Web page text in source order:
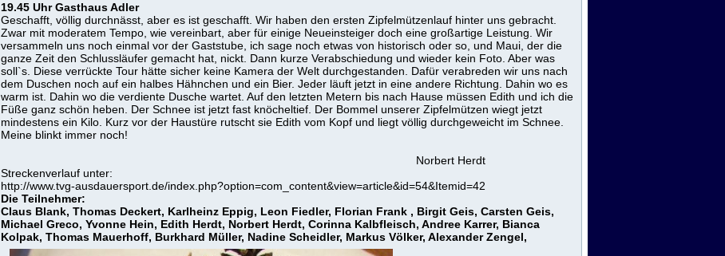
19.45 Uhr Gasthaus Adler
Geschafft, völlig durchnässt, aber es ist geschafft. Wir haben den ersten Zipfelmützenlauf hinter uns gebracht.
Zwar mit moderatem Tempo, wie vereinbart, aber für einige Neueinsteiger doch eine großartige Leistung. Wir
versammeln uns noch einmal vor der Gaststube, ich sage noch etwas von historisch oder so, und Maui, der die
ganze Zeit den Schlussläufer gemacht hat, nickt. Dann kurze Verabschiedung und wieder kein Foto. Aber was
soll`s. Diese verrückte Tour hätte sicher keine Kamera der Welt durchgestanden. Dafür verabreden wir uns nach
dem Duschen noch auf ein halbes Hähnchen und ein Bier. Jeder läuft jetzt in eine andere Richtung. Dahin wo es
warm ist. Dahin wo die verdiente Dusche wartet. Auf den letzten Metern bis nach Hause müssen Edith und ich die
Füße ganz schön heben. Der Schnee ist jetzt fast knöcheltief. Der Bommel unserer Zipfelmützen wiegt jetzt
mindestens ein Kilo. Kurz vor der Haustüre rutscht sie Edith vom Kopf und liegt völlig durchgeweicht im Schnee.
Meine blinkt immer noch!
Norbert Herdt
Streckenverlauf unter:
http://www.tvg-ausdauersport.de/index.php?option=com_content&view=article&id=54&Itemid=42
Die Teilnehmer:
Claus Blank, Thomas Deckert, Karlheinz Eppig, Leon Fiedler, Florian Frank , Birgit Geis, Carsten Geis,
Michael Greco, Yvonne Hein, Edith Herdt, Norbert Herdt, Corinna Kalbfleisch, Andree Karrer, Bianca
Kolpak, Thomas Mauerhoff, Burkhard Müller, Nadine Scheidler, Markus Völker, Alexander Zengel,